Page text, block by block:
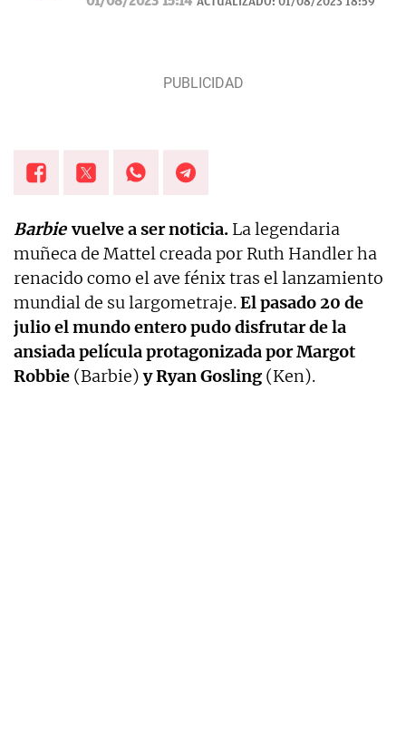
sobre todo lo relacionado con las ficciones del
Barbie vuelve a ser noticia.La legendaria
muñeca de Mattel creada por Ruth Handler ha
renacido como el ave fénix tras el lanzamiento
mundial de su largometraje.El pasado 20 de
julio el mundo entero pudo disfrutar de la
ansiada película protagonizada por Margot
Robbie (Barbie)y Ryan Gosling (Ken).